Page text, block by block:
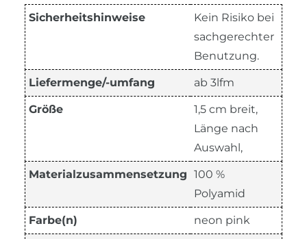
Sicherheitshinweise
Kein Risiko bei
sachgerechter
Benutzung.
Liefermenge/-umfang ab 3lfm
Größe
1,5 cm breit,
Länge nach
Auswahl,
Materialzusammensetzung 100 %
Polyamid
Farbe(n) neon pink